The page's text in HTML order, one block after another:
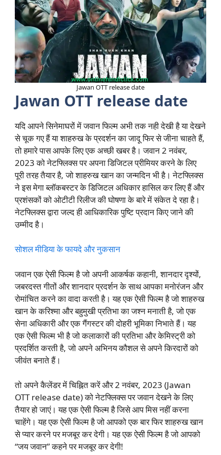
Jawan OTT release date
Jawan OTT release date
यदि आपने सिनेमाघरों में जवान फिल्म अभी तक नही देखी है या देखने
से चूक गए हैं या शाहरुख के प्रदर्शन का जादू फिर से जीना चाहते हैं,
तो हमारे पास आपके लिए एक अच्छी खबर है। जवान 2 नवंबर,
2023 को नेटफ्लिक्स पर अपना डिजिटल प्रीमियर करने के लिए
पूरी तरह तैयार है, जो शाहरुख खान का जन्मदिन भी है। नेटफ्लिक्स
ने इस मेगा ब्लॉकबस्टर के डिजिटल अधिकार हासिल कर लिए हैं और
प्रशंसकों को ओटीटी रिलीज की घोषणा के बारे में संकेत दे रहा है।
नेटफ्लिक्स द्वारा जल्द ही आधिकारिक पुष्टि प्रदान किए जाने की
उम्मीद है।
सोशल मीडिया के फायदे और नुकसान
जवान एक ऐसी फिल्म है जो अपनी आकर्षक कहानी, शानदार दृश्यों,
जबरदस्त गीतों और शानदार प्रदर्शन के साथ आपका मनोरंजन और
रोमांचित करने का वादा करती है। यह एक ऐसी फिल्म है जो शाहरुख
खान के करिश्मा और बहुमुखी प्रतिभा का जश्न मनाती है, जो एक
सेना अधिकारी और एक गैंगस्टर की दोहरी भूमिका निभाते हैं। यह
एक ऐसी फिल्म भी है जो कलाकारों की प्रतिभा और केमिस्ट्री को
प्रदर्शित करती है, जो अपने अभिनय कौशल से अपने किरदारों को
जीवंत बनाते हैं।
तो अपने कैलेंडर में चिह्नित करें और 2 नवंबर, 2023 (Jawan
OTT release date) को नेटफ्लिक्स पर जवान देखने के लिए
तैयार हो जाएं। यह एक ऐसी फिल्म है जिसे आप मिस नहीं करना
चाहेंगे। यह एक ऐसी फिल्म है जो आपको एक बार फिर शाहरुख खान
से प्यार करने पर मजबूर कर देगी। यह एक ऐसी फिल्म है जो आपको
“जय जवान” कहने पर मजबूर कर देगी!